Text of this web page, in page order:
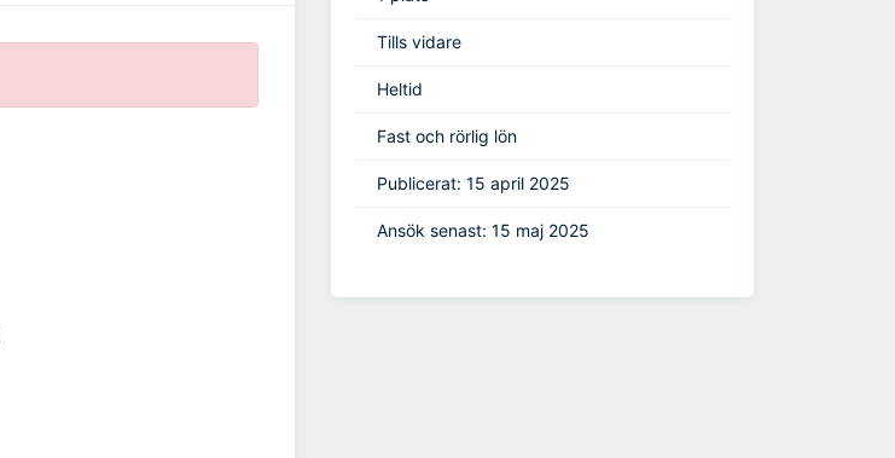
Tills vidare
Heltid
Fast och rörlig lön
Publicerat: 15 april 2025
Ansök senast: 15 maj 2025